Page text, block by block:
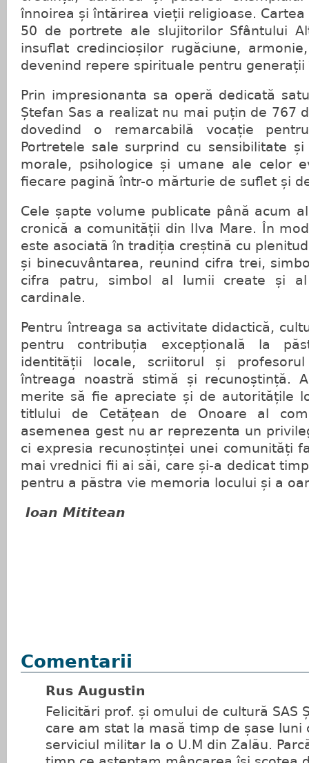
înnoirea și întărirea vieții religioase.
50 de portrete ale slujitorilor Sfântului
insuflat credincioșilor rugăciune,
devenind repere spirituale pentru generații
Prin impresionanta sa operă dedicată
Ștefan Sas a realizat nu mai puțin de 767
dovedind o remarcabilă vocație
Portretele sale surprind cu sensibilitate
morale, psihologice și umane ale celor
fiecare pagină într-o mărturie de suflet și
Cele șapte volume publicate până acum
cronică a comunității din Ilva Mare. În
este asociată în tradiția creștină cu
și binecuvântarea, reunind cifra trei,
cifra patru, simbol al lumii create și
cardinale.
Pentru întreaga sa activitate didactică,
pentru contribuția excepțională la
identității locale, scriitorul și
întreaga noastră stimă și recunoștință.
merite să fie apreciate și de autoritățile
titlului de Cetățean de Onoare al
asemenea gest nu ar reprezenta un
ci expresia recunoștinței unei comunități
mai vrednici fii ai săi, care și-a dedicat
pentru a păstra vie memoria locului și a
Ioan Mititean
Comentarii
Rus Augustin
Felicitări prof. și omului de cultură SAS
care am stat la masă timp de șase luni
serviciul militar la o U.M din Zalău.